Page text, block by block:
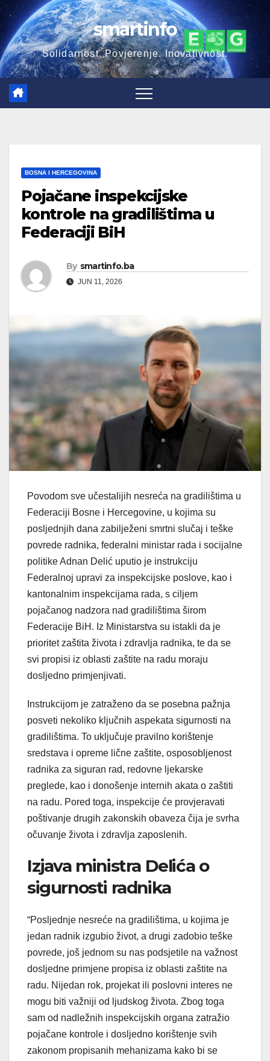
Skip
to
content
smartinfo
Solidarnost. Povjerenje. Inovativnost.
BOSNA I HERCEGOVINA
Pojačane inspekcijske
kontrole na gradilištima u
Federaciji BiH
By smartinfo.ba
JUN 11, 2026
Povodom sve učestalijih nesreća na gradilištima u
Federaciji Bosne i Hercegovine, u kojima su
posljednjih dana zabilježeni smrtni slučaj i teške
povrede radnika, federalni ministar rada i socijalne
politike Adnan Delić uputio je instrukciju
Federalnoj upravi za inspekcijske poslove, kao i
kantonalnim inspekcijama rada, s ciljem
pojačanog nadzora nad gradilištima širom
Federacije BiH. Iz Ministarstva su istakli da je
prioritet zaštita života i zdravlja radnika, te da se
svi propisi iz oblasti zaštite na radu moraju
dosljedno primjenjivati.
Instrukcijom je zatraženo da se posebna pažnja
posveti nekoliko ključnih aspekata sigurnosti na
gradilištima. To uključuje pravilno korištenje
sredstava i opreme lične zaštite, osposobljenost
radnika za siguran rad, redovne ljekarske
preglede, kao i donošenje internih akata o zaštiti
na radu. Pored toga, inspekcije će provjeravati
poštivanje drugih zakonskih obaveza čija je svrha
očuvanje života i zdravlja zaposlenih.
Izjava ministra Delića o
sigurnosti radnika
“Posljednje nesreće na gradilištima, u kojima je
jedan radnik izgubio život, a drugi zadobio teške
povrede, još jednom su nas podsjetile na važnost
dosljedne primjene propisa iz oblasti zaštite na
radu. Nijedan rok, projekat ili poslovni interes ne
mogu biti važniji od ljudskog života. Zbog toga
sam od nadležnih inspekcijskih organa zatražio
pojačane kontrole i dosljedno korištenje svih
zakonom propisanih mehanizama kako bi se